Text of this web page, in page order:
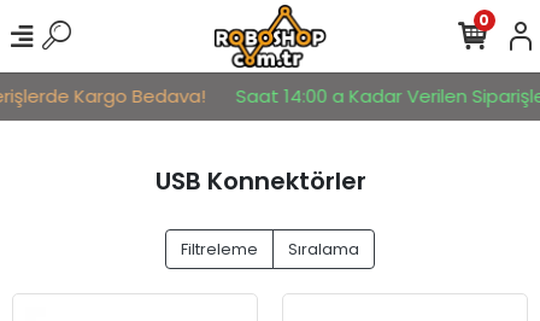
Kargo Bedava! Saat 14:00 a Kadar Verilen
0
USB Konnektörler
Filtreleme Sıralama